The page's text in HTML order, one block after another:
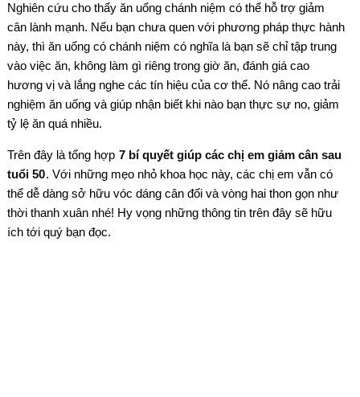
Nghiên cứu cho thấy ăn uống chánh niệm có thể hỗ trợ giảm
cân lành mạnh. Nếu bạn chưa quen với phương pháp thực hành
này, thì ăn uống có chánh niệm có nghĩa là bạn sẽ chỉ tập trung
vào việc ăn, không làm gì riêng trong giờ ăn, đánh giá cao
hương vị và lắng nghe các tín hiệu của cơ thể. Nó nâng cao trải
nghiệm ăn uống và giúp nhận biết khi nào bạn thực sự no, giảm
tỷ lệ ăn quá nhiều.
Trên đây là tổng hợp 7 bí quyết giúp các chị em giảm cân sau
tuổi 50. Với những mẹo nhỏ khoa học này, các chị em vẫn có
thể dễ dàng sở hữu vóc dáng cân đối và vòng hai thon gọn như
thời thanh xuân nhé! Hy vọng những thông tin trên đây sẽ hữu
ích tới quý bạn đọc.